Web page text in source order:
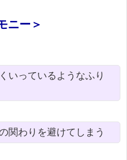
ニー＞
いっているようなふり
関わりを避けてしまう